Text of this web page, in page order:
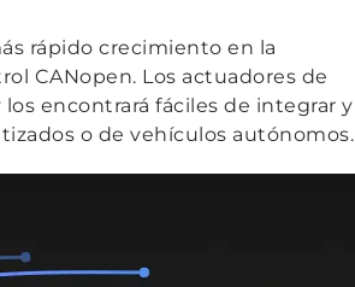
rápido crecimiento en la
CANopen. Los actuadores de
encontrará fáciles de integrar y
o de vehículos autónomos.